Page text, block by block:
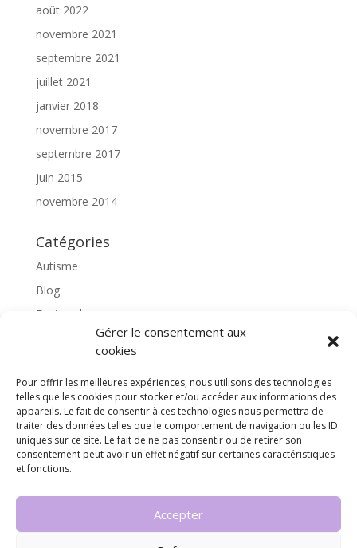
Gérer le consentement aux
cookies
Pour offrir les meilleures expériences, nous utilisons des technologies
telles que les cookies pour stocker et/ou accéder aux informations des
appareils. Le fait de consentir à ces technologies nous permettra de
traiter des données telles que le comportement de navigation ou les ID
uniques sur ce site. Le fait de ne pas consentir ou de retirer son
consentement peut avoir un effet négatif sur certaines caractéristiques
et fonctions.
Accepter
août 2022
novembre 2021
septembre 2021
juillet 2021
janvier 2018
novembre 2017
septembre 2017
juin 2015
novembre 2014
Catégories
Autisme
Blog
Featured
l'apprentissage scolaire
Non classé
partenaires
Poterie
rassemblons nos expériences